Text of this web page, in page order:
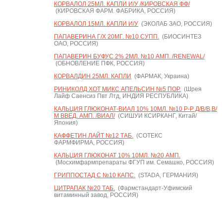
КОРВАЛОЛ 25МЛ. КАПЛИ И/У /КИРОВСКАЯ ФФ/
(КИРОВСКАЯ ФАРМ. ФАБРИКА, РОССИЯ)
КОРВАЛОЛ 15МЛ. КАПЛИ И/У(ЭКОЛАБ ЗАО, РОССИЯ)
ПАПАВЕРИНА Г/Х 20МГ. №10 СУПП.(БИОСИНТЕЗ
ОАО, РОССИЯ)
ПАПАВЕРИН БУФУС 2% 2МЛ. №10 АМП. /RENEWAL/
(ОБНОВЛЕНИЕ ПФК, РОССИЯ)
КОРВАЛДИН 25МЛ. КАПЛИ (ФАРМАК, Украина)
РИНИКОЛД ХОТ МИКС АПЕЛЬСИН №5 ПОР.(Шрея
Лайф Саенсиз Пвт Лтд, ИНДИЯ РЕСПУБЛИКА)
КАЛЬЦИЯ ГЛЮКОНАТ-ВИАЛ 10% 10МЛ. №10 Р-Р Д/В/В,В/
М ВВЕД. АМП. /ВИАЛ/(СИШУИ КСИРКАНГ, Китай/
Япония)
КАФФЕТИН ЛАЙТ №12 ТАБ.(СОТЕКС
ФАРМФИРМА, РОССИЯ)
КАЛЬЦИЯ ГЛЮКОНАТ 10% 10МЛ. №20 АМП.
(Мосхимфармпрепараты ФГУП им. Семашко, РОССИЯ)
ГРИППОСТАД С №10 КАПС.(STADA, ГЕРМАНИЯ)
ЦИТРАПАК №20 ТАБ.(Фармстандарт-Уфимский
витаминный завод, РОССИЯ)